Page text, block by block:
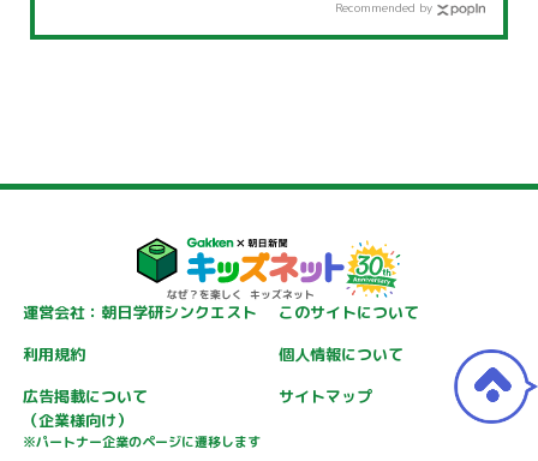
Recommended by
運営会社：朝日学研シンクエスト
このサイトについて
利用規約
個人情報について
広告掲載について
（企業様向け）
※パートナー企業のページに遷移します
サイトマップ